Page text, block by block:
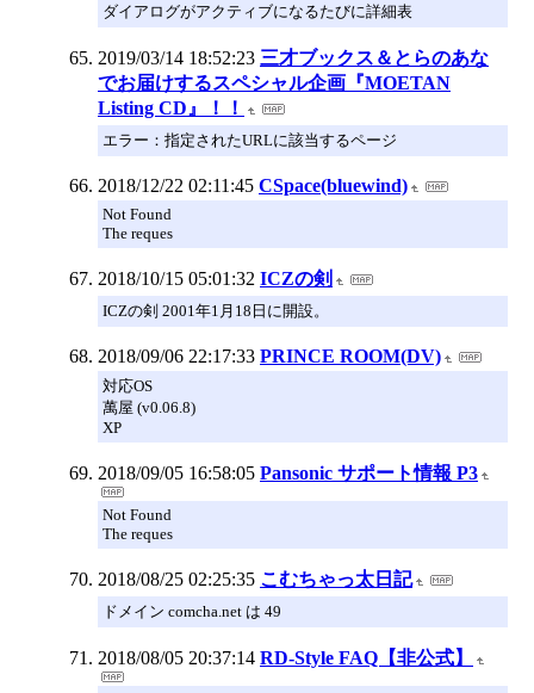
ダイアログがアクティブになるたびに詳細表
2019/03/14 18:52:23 三才ブックス＆とらのあな
でお届けするスペシャル企画『MOETAN
Listing CD』！！
エラー：指定されたURLに該当するページ
2018/12/22 02:11:45 CSpace(bluewind)
Not Found
The reques
2018/10/15 05:01:32 ICZの剣
ICZの剣 2001年1月18日に開設。
2018/09/06 22:17:33 PRINCE ROOM(DV)
対応OS
萬屋 (v0.06.8)
XP
2018/09/05 16:58:05 Pansonic サポート情報 P3
Not Found
The reques
2018/08/25 02:25:35 こむちゃっ太日記
ドメイン comcha.net は 49
2018/08/05 20:37:14 RD-Style FAQ【非公式】